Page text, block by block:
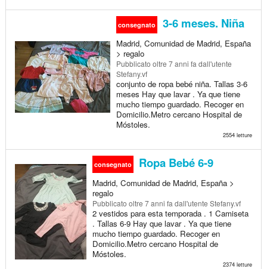
consegnato 3-6 meses. Niña
Madrid, Comunidad de Madrid, España
> regalo
Pubblicato oltre 7 anni fa dall'utente
Stefany.vf
conjunto de ropa bebé niña. Tallas 3-6
meses Hay que lavar . Ya que tiene
mucho tiempo guardado. Recoger en
Domicilio.Metro cercano Hospital de
Móstoles.
2554 letture
consegnato Ropa Bebé 6-9
Madrid, Comunidad de Madrid, España >
regalo
Pubblicato oltre 7 anni fa dall'utente Stefany.vf
2 vestidos para esta temporada . 1 Camiseta
. Tallas 6-9 Hay que lavar . Ya que tiene
mucho tiempo guardado. Recoger en
Domicilio.Metro cercano Hospital de
Móstoles.
2374 letture